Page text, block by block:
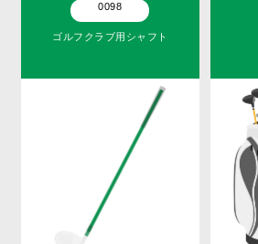
0098
ゴルフクラブ用シャフト